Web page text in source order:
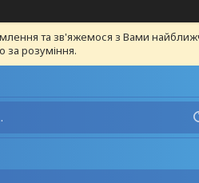
та зв'яжемося з Вами
за розуміння.